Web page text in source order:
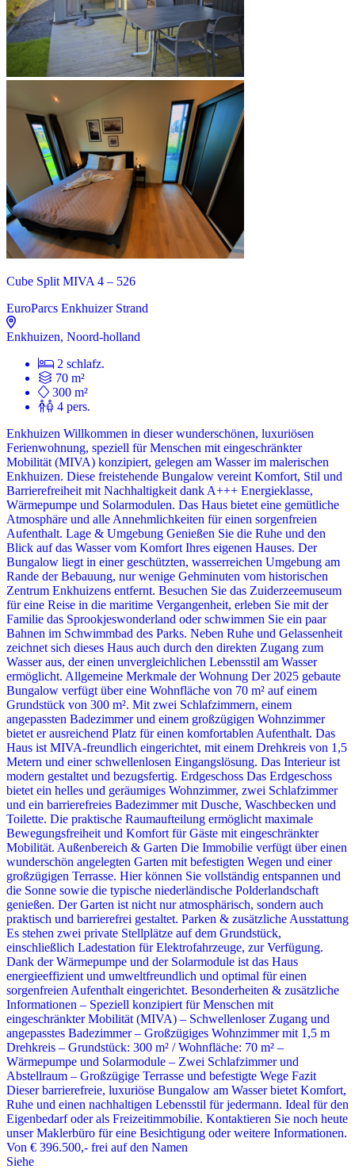
Cube Split MIVA 4 – 526
EuroParcs Enkhuizer Strand
Enkhuizen, Noord-holland
2 schlafz.
70 m²
300 m²
4 pers.
Enkhuizen Willkommen in dieser wunderschönen, luxuriösen
Ferienwohnung, speziell für Menschen mit eingeschränkter
Mobilität (MIVA) konzipiert, gelegen am Wasser im malerischen
Enkhuizen. Diese freistehende Bungalow vereint Komfort, Stil und
Barrierefreiheit mit Nachhaltigkeit dank A+++ Energieklasse,
Wärmepumpe und Solarmodulen. Das Haus bietet eine gemütliche
Atmosphäre und alle Annehmlichkeiten für einen sorgenfreien
Aufenthalt. Lage & Umgebung Genießen Sie die Ruhe und den
Blick auf das Wasser vom Komfort Ihres eigenen Hauses. Der
Bungalow liegt in einer geschützten, wasserreichen Umgebung am
Rande der Bebauung, nur wenige Gehminuten vom historischen
Zentrum Enkhuizens entfernt. Besuchen Sie das Zuiderzeemuseum
für eine Reise in die maritime Vergangenheit, erleben Sie mit der
Familie das Sprookjeswonderland oder schwimmen Sie ein paar
Bahnen im Schwimmbad des Parks. Neben Ruhe und Gelassenheit
zeichnet sich dieses Haus auch durch den direkten Zugang zum
Wasser aus, der einen unvergleichlichen Lebensstil am Wasser
ermöglicht. Allgemeine Merkmale der Wohnung Der 2025 gebaute
Bungalow verfügt über eine Wohnfläche von 70 m² auf einem
Grundstück von 300 m². Mit zwei Schlafzimmern, einem
angepassten Badezimmer und einem großzügigen Wohnzimmer
bietet er ausreichend Platz für einen komfortablen Aufenthalt. Das
Haus ist MIVA-freundlich eingerichtet, mit einem Drehkreis von 1,5
Metern und einer schwellenlosen Eingangslösung. Das Interieur ist
modern gestaltet und bezugsfertig. Erdgeschoss Das Erdgeschoss
bietet ein helles und geräumiges Wohnzimmer, zwei Schlafzimmer
und ein barrierefreies Badezimmer mit Dusche, Waschbecken und
Toilette. Die praktische Raumaufteilung ermöglicht maximale
Bewegungsfreiheit und Komfort für Gäste mit eingeschränkter
Mobilität. Außenbereich & Garten Die Immobilie verfügt über einen
wunderschön angelegten Garten mit befestigten Wegen und einer
großzügigen Terrasse. Hier können Sie vollständig entspannen und
die Sonne sowie die typische niederländische Polderlandschaft
genießen. Der Garten ist nicht nur atmosphärisch, sondern auch
praktisch und barrierefrei gestaltet. Parken & zusätzliche Ausstattung
Es stehen zwei private Stellplätze auf dem Grundstück,
einschließlich Ladestation für Elektrofahrzeuge, zur Verfügung.
Dank der Wärmepumpe und der Solarmodule ist das Haus
energieeffizient und umweltfreundlich und optimal für einen
sorgenfreien Aufenthalt eingerichtet. Besonderheiten & zusätzliche
Informationen – Speziell konzipiert für Menschen mit
eingeschränkter Mobilität (MIVA) – Schwellenloser Zugang und
angepasstes Badezimmer – Großzügiges Wohnzimmer mit 1,5 m
Drehkreis – Grundstück: 300 m² / Wohnfläche: 70 m² –
Wärmepumpe und Solarmodule – Zwei Schlafzimmer und
Abstellraum – Großzügige Terrasse und befestigte Wege Fazit
Dieser barrierefreie, luxuriöse Bungalow am Wasser bietet Komfort,
Ruhe und einen nachhaltigen Lebensstil für jedermann. Ideal für den
Eigenbedarf oder als Freizeitimmobilie. Kontaktieren Sie noch heute
unser Maklerbüro für eine Besichtigung oder weitere Informationen.
Von € 396.500,- frei auf den Namen
Siehe